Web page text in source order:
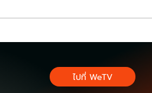
ไปที่ WeTV